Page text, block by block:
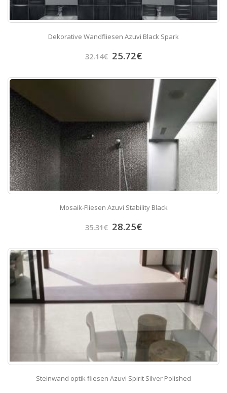
Dekorative Wandfliesen Azuvi Black Spark
32.14€ 25.72€
Mosaik-Fliesen Azuvi Stability Black
35.31€ 28.25€
Steinwand optik fliesen Azuvi Spirit Silver Polished